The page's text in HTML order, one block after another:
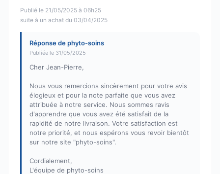
Publié le 21/05/2025 à 06h25
suite à un achat du 03/04/2025
Réponse de phyto-soins
Publiée le 31/05/2025
Cher Jean-Pierre,
Nous vous remercions sincèrement pour votre avis
élogieux et pour la note parfaite que vous avez
attribuée à notre service. Nous sommes ravis
d'apprendre que vous avez été satisfait de la
rapidité de notre livraison. Votre satisfaction est
notre priorité, et nous espérons vous revoir bientôt
sur notre site "phyto-soins".
Cordialement,
L'équipe de phyto-soins